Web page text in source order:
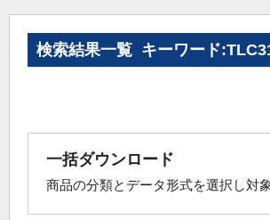
検索結果一覧 キーワード
一括ダウンロード
商品の分類とデータ形式を選択し対